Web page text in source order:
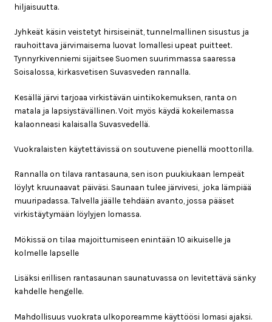
hiljaisuutta.
Jyhkeät käsin veistetyt hirsiseinät, tunnelmallinen sisustus ja
rauhoittava järvimaisema luovat lomallesi upeat puitteet.
Tynnyrkivenniemi sijaitsee Suomen suurimmassa saaressa
Soisalossa, kirkasvetisen Suvasveden rannalla.
Kesällä järvi tarjoaa virkistävän uintikokemuksen, ranta on
matala ja lapsiystävällinen. Voit myös käydä kokeilemassa
kalaonneasi kalaisalla Suvasvedellä.
Vuokralaisten käytettävissä on soutuvene pienellä moottorilla.
Rannalla on tilava rantasauna, sen ison puukiukaan lempeät
löylyt kruunaavat päiväsi. Saunaan tulee järvivesi, joka lämpiää
muuripadassa. Talvella jäälle tehdään avanto, jossa pääset
virkistäytymään löylyjen lomassa.
Mökissä on tilaa majoittumiseen enintään 10 aikuiselle ja
kolmelle lapselle
Lisäksi erillisen rantasaunan saunatuvassa on levitettävä sänky
kahdelle hengelle.
Mahdollisuus vuokrata ulkoporeamme käyttöösi lomasi ajaksi.